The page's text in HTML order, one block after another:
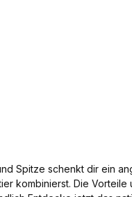
Spitze schenkt dir ein
kombinierst. Die Vorteile